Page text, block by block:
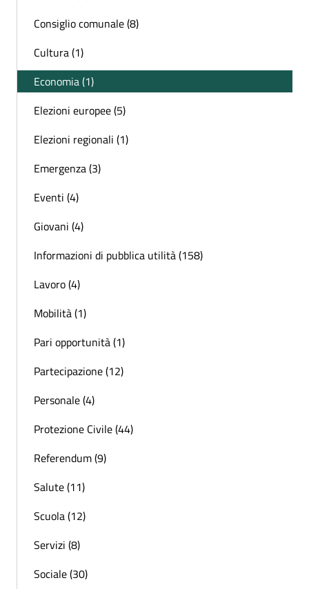
Consiglio comunale (8)
Cultura (1)
Economia (1)
Elezioni europee (5)
Elezioni regionali (1)
Emergenza (3)
Eventi (4)
Giovani (4)
Informazioni di pubblica utilità (158)
Lavoro (4)
Mobilità (1)
Pari opportunità (1)
Partecipazione (12)
Personale (4)
Protezione Civile (44)
Referendum (9)
Salute (11)
Scuola (12)
Servizi (8)
Sociale (30)